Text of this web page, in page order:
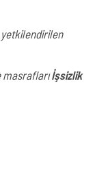
yetkilendirilen
masraflarıİşsizlik